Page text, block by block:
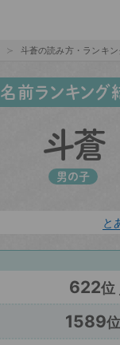
斗蒼の読み方・ランキン
名前ランキング
斗蒼
男の子
と
622位
1589